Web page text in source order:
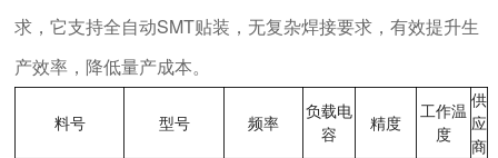
求，它支持全自动SMT贴装，无复杂焊接要求，有效提升生
产效率，降低量产成本。
料号 型号 频率
负载电
容
精度
工作温
度
供
应
商